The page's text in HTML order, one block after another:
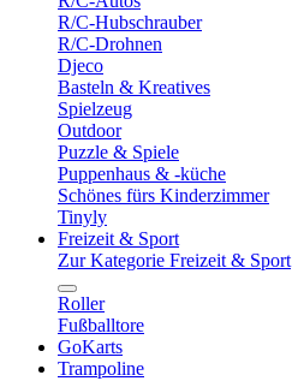
R/C-Hubschrauber
R/C-Drohnen
Djeco
Basteln & Kreatives
Spielzeug
Outdoor
Puzzle & Spiele
Puppenhaus & -küche
Schönes fürs Kinderzimmer
Tinyly
Freizeit & Sport
Zur Kategorie Freizeit & Sport
Roller
Fußballtore
GoKarts
Trampoline